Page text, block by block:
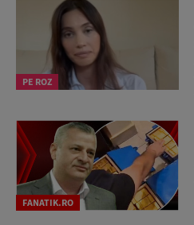
PE ROZ
FANATIK.RO